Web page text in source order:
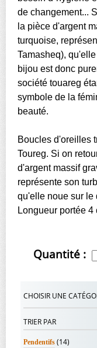
de changement...
la pièce d'argent
turquoise,
Tamasheq),
bijou est donc
société touareg
symbole de la
beauté.
Boucles d'oreilles
Toureg. Si on
d'argent massif
représente son
qu'elle noue sur le
Longueur portée 4
Quantité :
CHOISIR UNE
TRIER PAR
Pendentifs (14)